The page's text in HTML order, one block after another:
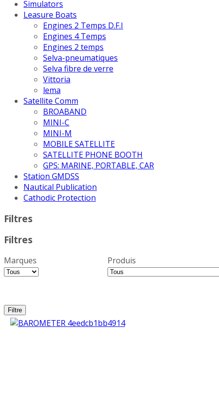
Simulators
Leasure Boats
Engines 2 Temps D.F.I
Engines 4 Temps
Engines 2 temps
Selva-pneumatiques
Selva fibre de verre
Vittoria
lema
Satellite Comm
BROABAND
MINI-C
MINI-M
MOBILE SATELLITE
SATELLITE PHONE BOOTH
GPS: MARINE, PORTABLE, CAR
Station GMDSS
Nautical Publication
Cathodic Protection
Filtres
Filtres
Marques Produis